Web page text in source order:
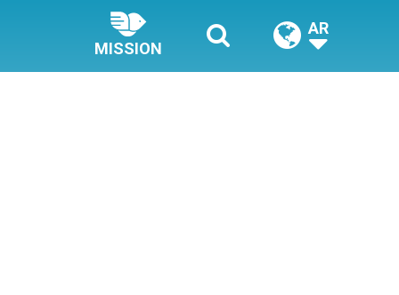
MISSION
AR